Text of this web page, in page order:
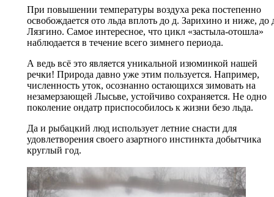
При повышении температуры воздуха река постепенно
освобождается ото льда вплоть до д. Зарихино и ниже, до
Лязгино. Самое интересное, что цикл «застыла-отошла»
наблюдается в течение всего зимнего периода.
А ведь всё это является уникальной изюминкой нашей
речки! Природа давно уже этим пользуется. Например,
численность уток, осознанно остающихся зимовать на
незамерзающей Лысьве, устойчиво сохраняется. Не одно
поколение ондатр приспособилось к жизни безо льда.
Да и рыбацкий люд использует летние снасти для
удовлетворения своего азартного инстинкта добытчика
круглый год.